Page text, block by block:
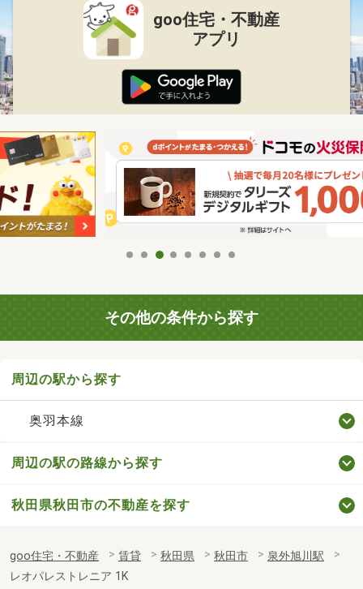
goo住宅・不動産
アプリ
その他の条件から探す
周辺の駅から探す
奥羽本線
周辺の駅の路線から探す
秋田県秋田市の不動産を探す
goo住宅・不動産 賃貸 秋田県 秋田市
泉外旭川駅
レオパレストレニア 1K